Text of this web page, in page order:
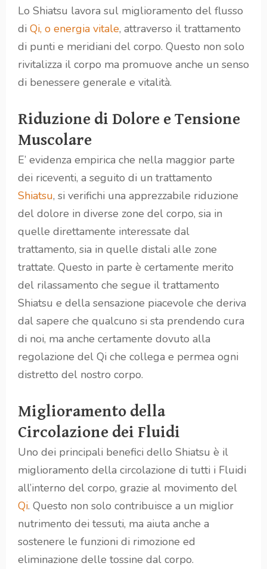
Lo Shiatsu lavora sul miglioramento del flusso
di Qi, o energia vitale, attraverso il trattamento
di punti e meridiani del corpo. Questo non solo
rivitalizza il corpo ma promuove anche un senso
di benessere generale e vitalità.
Riduzione di Dolore e Tensione
Muscolare
E’ evidenza empirica che nella maggior parte
dei riceventi, a seguito di un trattamento
Shiatsu, si verifichi una apprezzabile riduzione
del dolore in diverse zone del corpo, sia in
quelle direttamente interessate dal
trattamento, sia in quelle distali alle zone
trattate. Questo in parte è certamente merito
del rilassamento che segue il trattamento
Shiatsu e della sensazione piacevole che deriva
dal sapere che qualcuno si sta prendendo cura
di noi, ma anche certamente dovuto alla
regolazione del Qi che collega e permea ogni
distretto del nostro corpo.
Miglioramento della
Circolazione dei Fluidi
Uno dei principali benefici dello Shiatsu è il
miglioramento della circolazione di tutti i Fluidi
all’interno del corpo, grazie al movimento del
Qi. Questo non solo contribuisce a un miglior
nutrimento dei tessuti, ma aiuta anche a
sostenere le funzioni di rimozione ed
eliminazione delle tossine dal corpo.